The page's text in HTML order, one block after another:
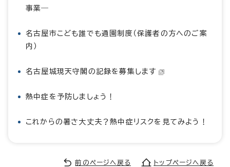
事業―
名古屋市こども誰でも通園制度（保護者の方へのご案
内）
名古屋城現天守閣の記録を募集します
熱中症を予防しましょう！
これからの暑さ大丈夫？熱中症リスクを見てみよう！
前のページへ戻る トップページへ戻る